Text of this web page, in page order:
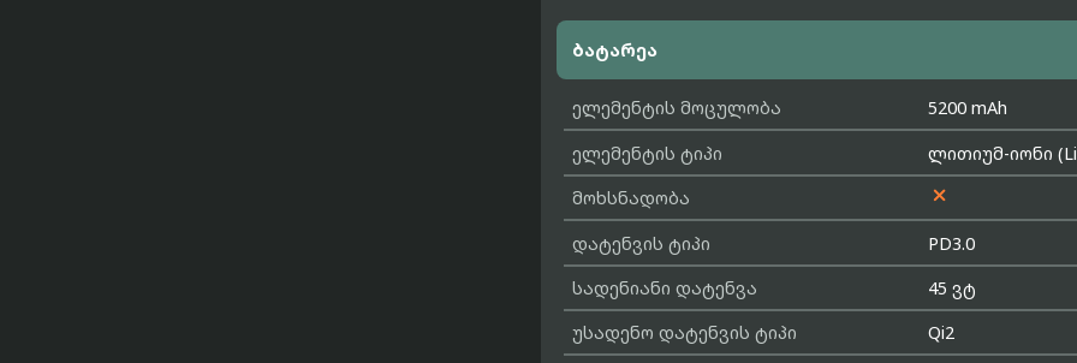
ბატარეა
ელემენტის მოცულობა
5200 mAh
ელემენტის ტიპი
ლითიუმ-იონი
მოხსნადობა

დატენვის ტიპი
PD3.0
სადენიანი დატენვა
45 ვტ
უსადენო დატენვის ტიპი
Qi2